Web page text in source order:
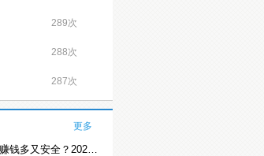
289次
288次
287次
更多
赚钱软件哪个赚钱多又安全？2021精选赚钱软件